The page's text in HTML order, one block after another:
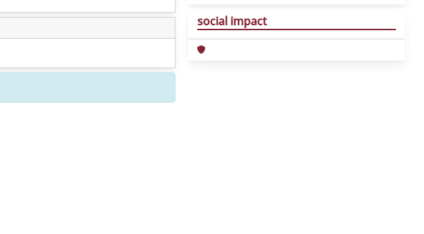
social impact